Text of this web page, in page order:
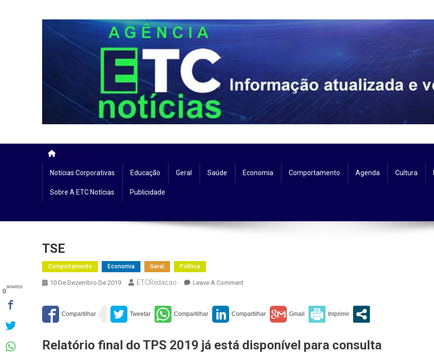
Notícias Corporativas Educação Geral Saúde Economia Comportamento Agenda Cultura
Sobre A ETC Notícias Publicidade
TSE
Comportamento Economia Geral Política
10 De Dezembro De 2019 ETCRedacao Leave A CommentOn
Relatório final do TPS 2019 já está disponível para consulta
0SHARES